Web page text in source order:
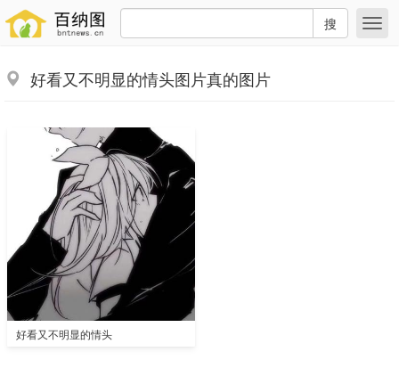
搜
好看又不明显的情头图片真的图片
好看又不明显的情头